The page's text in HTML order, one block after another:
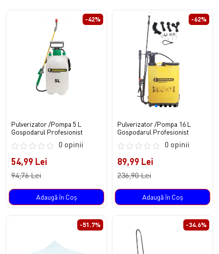
-42%
Pulverizator /Pompa 5 L
Gospodarul Profesionist
0 opinii
54,99 Lei
94,76 Lei
Adaugă în Coş
-62%
Pulverizator /Pompa 16 L
Gospodarul Profesionist
0 opinii
89,99 Lei
236,90 Lei
Adaugă în Coş
-51.7% -34.6%